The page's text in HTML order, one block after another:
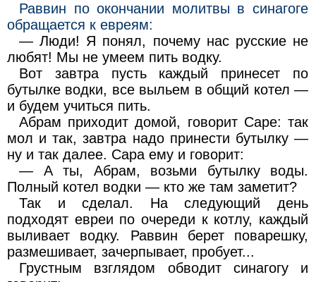
Раввин по окончании молитвы в синагоге
обращается к евреям:
— Люди! Я понял, почему нас русские не
любят! Мы не умеем пить водку.
Вот завтра пусть каждый принесет по
бутылке водки, все выльем в общий котел —
и будем учиться пить.
Абрам приходит домой, говорит Саре: так
мол и так, завтра надо принести бутылку —
ну и так далее. Сара ему и говорит:
— А ты, Абрам, возьми бутылку воды.
Полный котел водки — кто же там заметит?
Так и сделал. На следующий день
подходят евреи по очереди к котлу, каждый
выливает водку. Раввин берет поварешку,
размешивает, зачерпывает, пробует...
Грустным взглядом обводит синагогу и